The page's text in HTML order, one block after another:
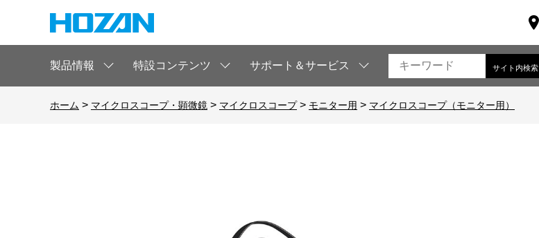
製品情報 特設コンテンツ サポート＆サービス サイト内検索
ホーム > マイクロスコープ・顕微鏡 > マイクロスコープ > モニター用 > マイクロスコープ（モニター用）